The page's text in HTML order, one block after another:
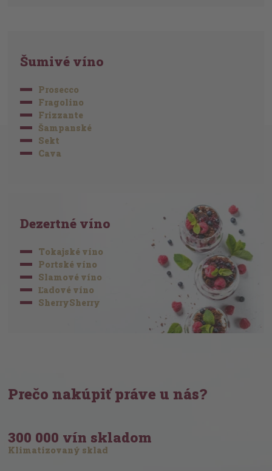
Šumivé víno
Prosecco
Fragolino
Frizzante
Šampanské
Sekt
Cava
Dezertné víno
Tokajské víno
Portské víno
Slamové víno
Ľadové víno
SherrySherry
Prečo nakúpiť práve u nás?
300 000 vín skladom
Klimatizovaný sklad